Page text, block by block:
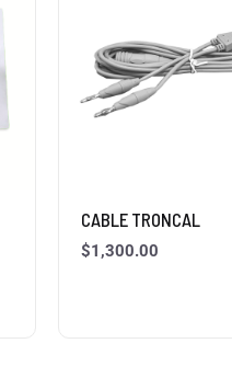
CABLE TRONCAL
$1,300.00